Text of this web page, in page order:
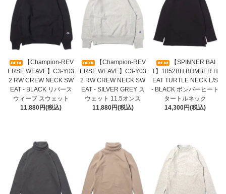
【Champion-REV
ERSE WEAVE】C3-Y03
2 RW CREW NECK SW
EAT - BLACK リバース
ウィーブ スウェット
11,880円(税込)
【Champion-REV
ERSE WEAVE】C3-Y03
2 RW CREW NECK SW
EAT - SILVER GREY ス
ウェット 11.5オンス
11,880円(税込)
【SPINNER BAI
T】1052BH BOMBER H
EAT TURTLE NECK L/S
- BLACK ボンバーヒート
タートルネック
14,300円(税込)